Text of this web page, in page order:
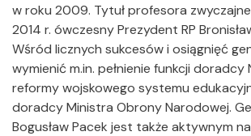
w roku 2009. Tytuł profesora
2014 r. ówczesny Prezydent RP
Wśród licznych sukcesów i osiągnięć
wymienić m.in. pełnienie funkcji doradcy
reformy wojskowego systemu
doradcy Ministra Obrony Narodowej.
Bogusław Pacek jest także aktywnym